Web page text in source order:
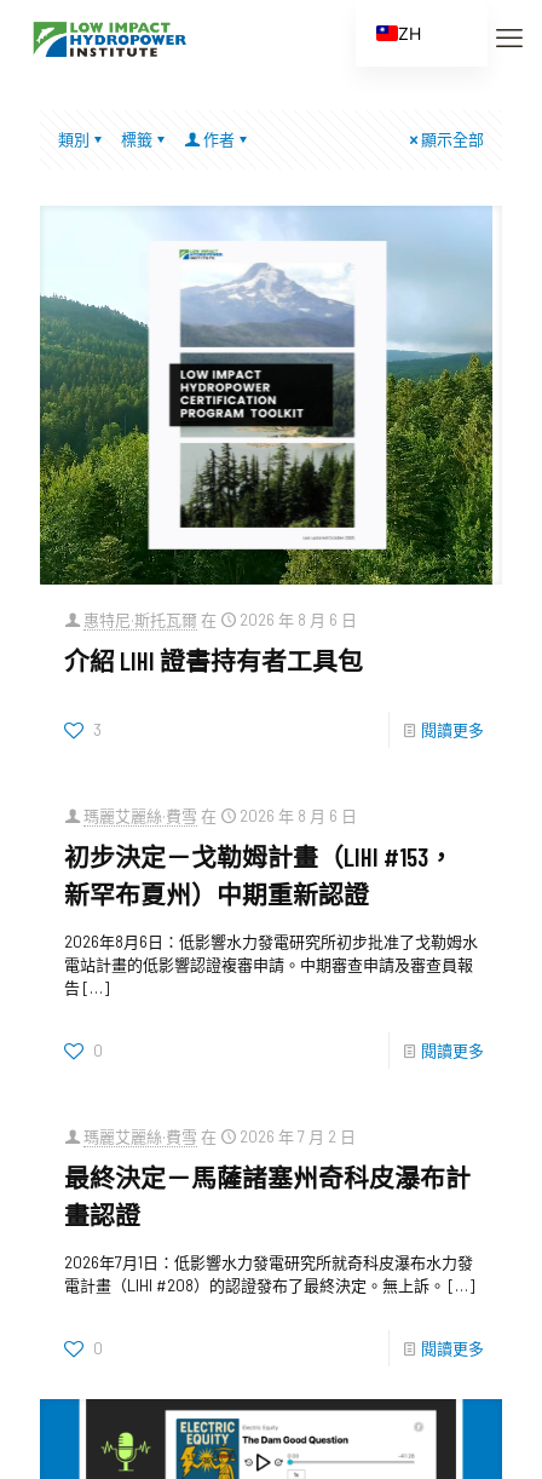
類別 標籤 作者 顯示全部
惠特尼·斯托瓦爾 在 2026 年 8 月 6 日
介紹 LIHI 證書持有者工具包
3 閱讀更多
瑪麗艾麗絲·費雪 在 2026 年 8 月 6 日
初步決定－戈勒姆計畫（LIHI #153，
新罕布夏州）中期重新認證
2026年8月6日：低影響水力發電研究所初步批准了戈勒姆水
電站計畫的低影響認證複審申請。中期審查申請及審查員報
告[…]
0 閱讀更多
瑪麗艾麗絲·費雪 在 2026 年 7 月 2 日
最終決定－馬薩諸塞州奇科皮瀑布計
畫認證
2026年7月1日：低影響水力發電研究所就奇科皮瀑布水力發
電計畫（LIHI #208）的認證發布了最終決定。無上訴。 […]
0 閱讀更多
ZH